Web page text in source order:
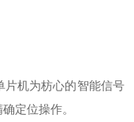
片机为枋心的智能信号
定位操作。